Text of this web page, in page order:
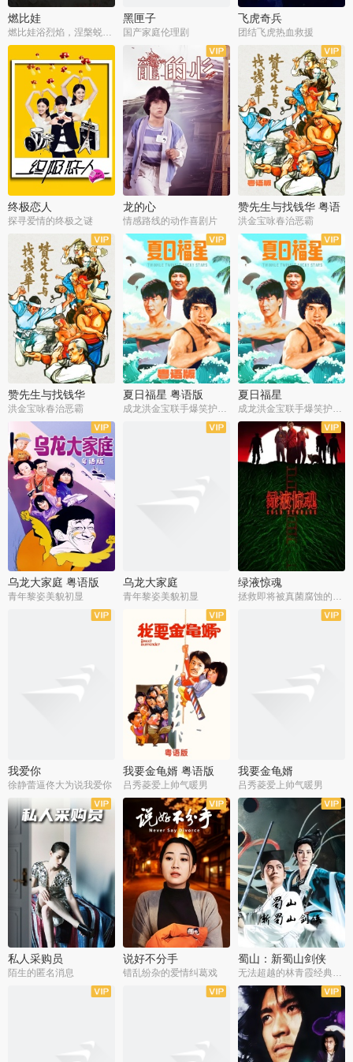
燃比娃
燃比娃浴烈焰，涅槃蜕变成人
黑匣子
国产家庭伦理剧
飞虎奇兵
团结飞虎热血救援
终极恋人
探寻爱情的终极之谜
龙的心
情感路线的动作喜剧片
赞先生与找钱华 粤语
版
洪金宝咏春治恶霸
赞先生与找钱华
洪金宝咏春治恶霸
夏日福星 粤语版
成龙洪金宝联手爆笑护美女
夏日福星
成龙洪金宝联手爆笑护美女
乌龙大家庭 粤语版
青年黎姿美貌初显
乌龙大家庭
青年黎姿美貌初显
绿液惊魂
拯救即将被真菌腐蚀的世界
我爱你
徐静蕾逼佟大为说我爱你
我要金龟婿 粤语版
吕秀菱爱上帅气暖男
我要金龟婿
吕秀菱爱上帅气暖男
私人采购员
陌生的匿名消息
说好不分手
错乱纷杂的爱情纠葛戏
蜀山：新蜀山剑侠
无法超越的林青霞经典角色